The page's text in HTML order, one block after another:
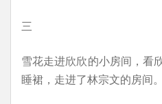
三
雪花走进欣欣的小房间，看
睡裙，走进了林宗文的房间。